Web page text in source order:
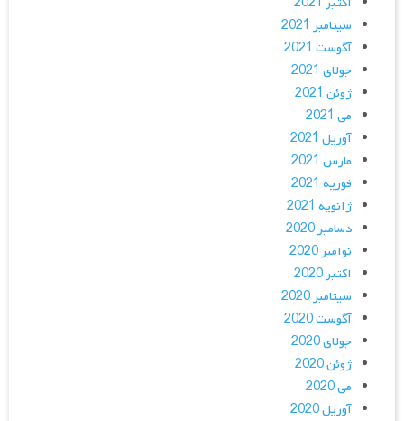
سپتامبر 2021
آگوست 2021
جولای 2021
ژوئن 2021
می 2021
آوریل 2021
مارس 2021
فوریه 2021
ژانویه 2021
دسامبر 2020
نوامبر 2020
اکتبر 2020
سپتامبر 2020
آگوست 2020
جولای 2020
ژوئن 2020
می 2020
آوریل 2020